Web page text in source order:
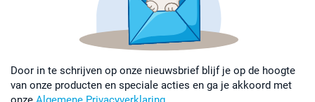
Door in te schrijven op onze nieuwsbrief blijf je op de hoogte
van onze producten en speciale acties en ga je akkoord met